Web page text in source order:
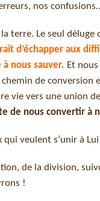
nos
la terre. Le seul
d’échapper aux
à nous sauver. Et
de conversion
vie vers une union
de nous convertir à
qui veulent s’unir à
de la division,
!